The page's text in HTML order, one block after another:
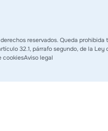
reservados. Queda
32.1, párrafo segundo, de la Ley
cookiesAviso legal